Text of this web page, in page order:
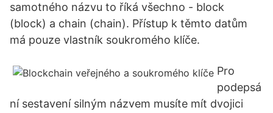
samotného názvu to říká všechno - block
(block) a chain (chain). Přístup k těmto datům
má pouze vlastník soukromého klíče.
Pro
podepsá
ní sestavení silným názvem musíte mít dvojici